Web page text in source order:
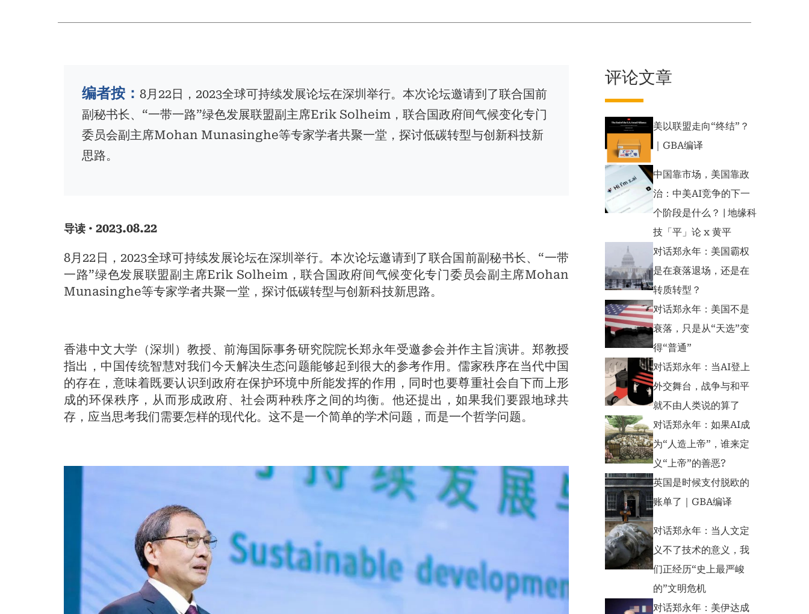
编者按： 8月22日，2023全球可持续发展论坛在深圳举行。本次论坛邀请到了联合国前
副秘书长、“一带一路”绿色发展联盟副主席Erik Solheim，联合国政府间气候变化专门
委员会副主席Mohan Munasinghe等专家学者共聚一堂，探讨低碳转型与创新科技新
思路。
导读 · 2023.08.22
8月22日，2023全球可持续发展论坛在深圳举行。本次论坛邀请到了联合国前副秘书长、“一带
一路”绿色发展联盟副主席Erik Solheim，联合国政府间气候变化专门委员会副主席Mohan
Munasinghe等专家学者共聚一堂，探讨低碳转型与创新科技新思路。
香港中文大学（深圳）教授、前海国际事务研究院院长郑永年受邀参会并作主旨演讲。郑教授
指出，中国传统智慧对我们今天解决生态问题能够起到很大的参考作用。儒家秩序在当代中国
的存在，意味着既要认识到政府在保护环境中所能发挥的作用，同时也要尊重社会自下而上形
成的环保秩序，从而形成政府、社会两种秩序之间的均衡。他还提出，如果我们要跟地球共
存，应当思考我们需要怎样的现代化。这不是一个简单的学术问题，而是一个哲学问题。
评论文章
美以联盟走向“终结”？
｜GBA编译
中国靠市场，美国靠政
治：中美AI竞争的下一
个阶段是什么？ | 地缘科
技「平」论 x 黄平
对话郑永年：美国霸权
是在衰落退场，还是在
转质转型？
对话郑永年：美国不是
衰落，只是从“天选”变
得“普通”
对话郑永年：当AI登上
外交舞台，战争与和平
就不由人类说的算了
对话郑永年：如果AI成
为“人造上帝”，谁来定
义“上帝”的善恶?
英国是时候支付脱欧的
账单了｜GBA编译
对话郑永年：当人文定
义不了技术的意义，我
们正经历“史上最严峻
的”文明危机
对话郑永年：美伊达成